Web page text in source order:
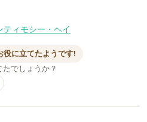
ィモシー・ヘイ
役に立てたようです!
でしょうか？